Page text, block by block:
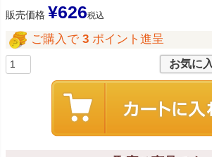
販売価格 ¥626税込
ご購入で 3 ポイント進呈
お気に